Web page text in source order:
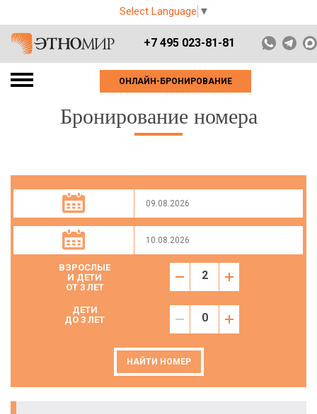
Select Language ▼
+7 495 023-81-81
ОНЛАЙН-БРОНИРОВАНИЕ
Бронирование номера
ВЗРОСЛЫЕ
И ДЕТИ
ОТ 3 ЛЕТ
ДЕТИ
ДО 3 ЛЕТ
НАЙТИ НОМЕР